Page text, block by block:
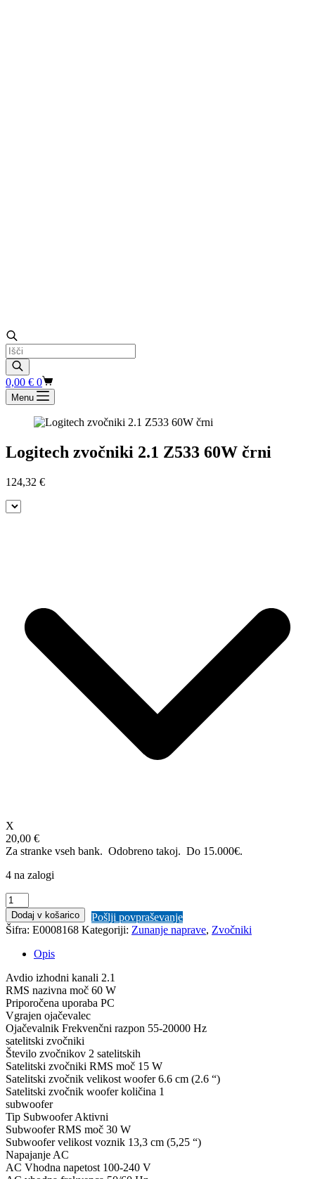
Products
search
Shopping
cart
0,00 € 0
Menu
Logitech zvočniki 2.1 Z533 60W črni
124,32 €
X
20,00 €
Za stranke vseh bank. Odobreno takoj. Do 15.000€.
4 na zalogi
Logitech
zvočniki
2.1
Z533
količina
Dodaj v košarico
Pošlji povpraševanje
Šifra: E0008168 Kategoriji: Zunanje naprave, Zvočniki
Opis
Avdio izhodni kanali 2.1
RMS nazivna moč 60 W
Priporočena uporaba PC
Vgrajen ojačevalec
Ojačevalnik Frekvenčni razpon 55-20000 Hz
satelitski zvočniki
Število zvočnikov 2 satelitskih
Satelitski zvočniki RMS moč 15 W
Satelitski zvočnik velikost woofer 6.6 cm (2.6 “)
Satelitski zvočnik woofer količina 1
subwoofer
Tip Subwoofer Aktivni
Subwoofer RMS moč 30 W
Subwoofer velikost voznik 13,3 cm (5,25 “)
Napajanje AC
AC Vhodna napetost 100-240 V